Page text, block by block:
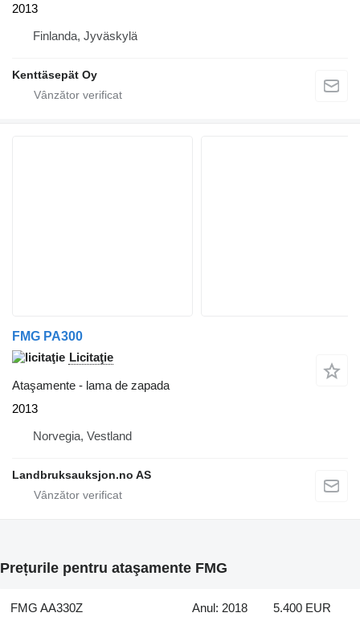
2013
Finlanda, Jyväskylä
Kenttäsepät Oy
FMG PA300
Licitaţie
Ataşamente - lama de zapada
2013
Norvegia, Vestland
Landbruksauksjon.no AS
Prețurile pentru ataşamente FMG
FMG AA330Z Anul: 2018 5.400 EUR